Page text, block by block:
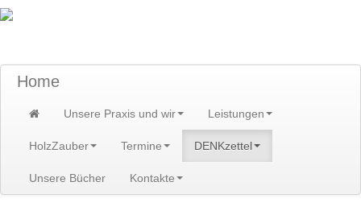
Home
Unsere Praxis und wir Leistungen
HolzZauber Termine DENKzettel
Unsere Bücher Kontakte